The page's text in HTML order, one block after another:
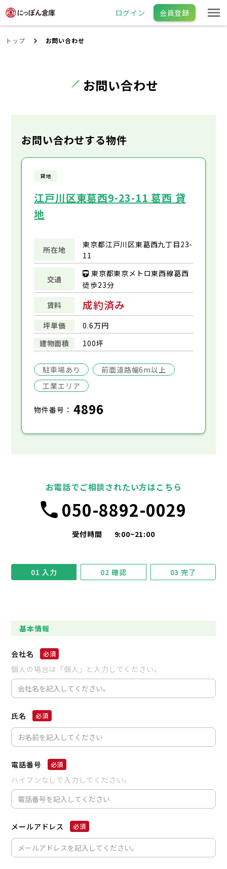
ログイン 会員登録
トップ お問い合わせ
お問い合わせ
お問い合わせする物件
貸地
江戸川区東葛西9-23-11 葛西 貸
地
所在地
東京都江戸川区東葛西九丁目23-
11
交通
東京都東京メトロ東西線葛西
徒歩23分
賃料
成約済み
坪単価
0.6万円
建物面積
100坪
駐車場あり
前面道路幅6m以上
工業エリア
物件番号： 4896
お電話でご相談されたい方はこちら
050-8892-0029
受付時間 9:00~21:00
01 入力 02 確認 03 完了
基本情報
会社名
個人の場合は「個人」と入力してください。
氏名
電話番号
ハイフンなしで入力してください。
メールアドレス